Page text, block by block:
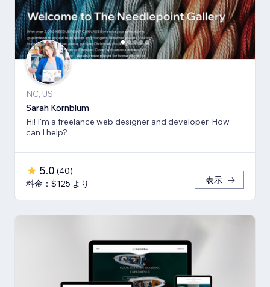
NC, US
Sarah Kornblum
Hi! I'm a freelance web designer and developer. How
can I help?
5.0 (40)
料金：$125 より
表示